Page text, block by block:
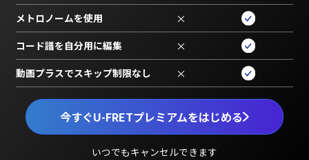
今すぐU-FRETプレミアムをはじめる
いつでもキャンセルできます
メトロノームを使用 ×
コード譜を自分用に編集 ×
動画プラスでスキップ制限なし ×